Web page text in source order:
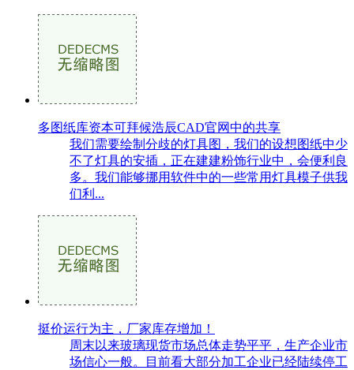
多图纸库资本可拜候浩辰CAD官网中的共享
我们需要绘制分歧的灯具图，我们的设想图纸中少
不了灯具的安插，正在建建粉饰行业中，会便利良
多。我们能够挪用软件中的一些常用灯具模子供我
们利...
挺价运行为主，厂家库存增加！
周末以来玻璃现货市场总体走势平平，生产企业市
场信心一般。目前看大部分加工企业已经陆续停工